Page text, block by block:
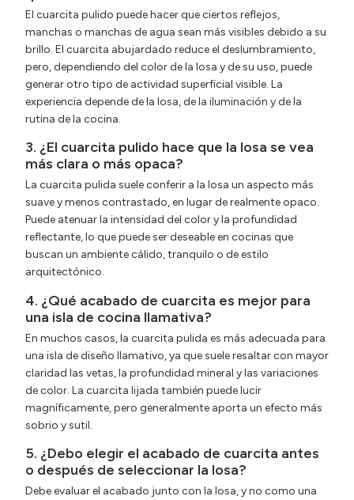
El cuarcita pulido puede hacer que ciertos reflejos,
manchas o manchas de agua sean más visibles debido a su
brillo. El cuarcita abujardado reduce el deslumbramiento,
pero, dependiendo del color de la losa y de su uso, puede
generar otro tipo de actividad superficial visible. La
experiencia depende de la losa, de la iluminación y de la
rutina de la cocina.
3. ¿El cuarcita pulido hace que la losa se vea
más clara o más opaca?
La cuarcita pulida suele conferir a la losa un aspecto más
suave y menos contrastado, en lugar de realmente opaco.
Puede atenuar la intensidad del color y la profundidad
reflectante, lo que puede ser deseable en cocinas que
buscan un ambiente cálido, tranquilo o de estilo
arquitectónico.
4. ¿Qué acabado de cuarcita es mejor para
una isla de cocina llamativa?
En muchos casos, la cuarcita pulida es más adecuada para
una isla de diseño llamativo, ya que suele resaltar con mayor
claridad las vetas, la profundidad mineral y las variaciones
de color. La cuarcita lijada también puede lucir
magníficamente, pero generalmente aporta un efecto más
sobrio y sutil.
5. ¿Debo elegir el acabado de cuarcita antes
o después de seleccionar la losa?
Debe evaluar el acabado junto con la losa, y no como una